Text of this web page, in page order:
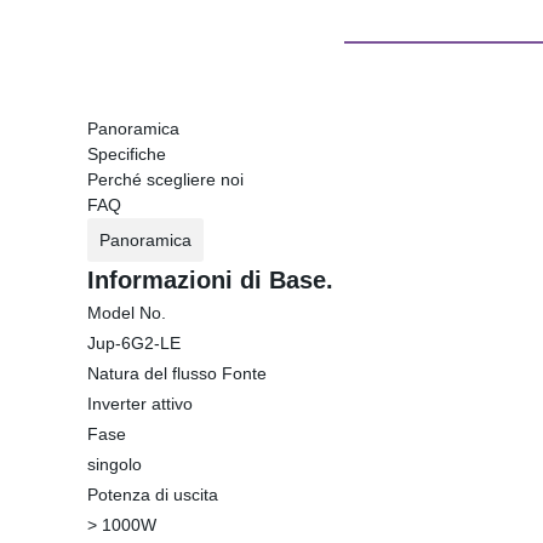
Panoramica
Specifiche
Perché scegliere noi
FAQ
Panoramica
Informazioni di Base.
Model No.
Jup-6G2-LE
Natura del flusso Fonte
Inverter attivo
Fase
singolo
Potenza di uscita
> 1000W